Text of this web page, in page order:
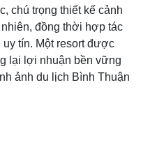
chú trọng thiết kế cảnh
đồng thời hợp tác
tín. Một resort được
lại lợi nhuận bền vững
ảnh du lịch Bình Thuận